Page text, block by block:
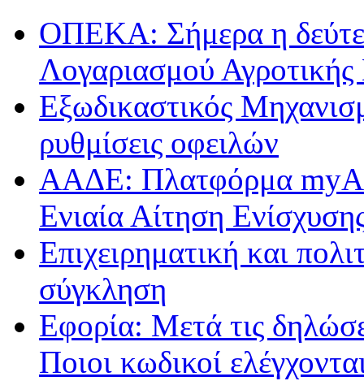
ΟΠΕΚΑ: Σήμερα η
Λογαριασμού Αγροτικής
Εξωδικαστικός
ρυθμίσεις οφειλών
ΑΑΔΕ: Πλατφόρμα
Ενιαία Αίτηση
Επιχειρηματική και
σύγκληση
Εφορία: Μετά τις
Ποιοι κωδικοί